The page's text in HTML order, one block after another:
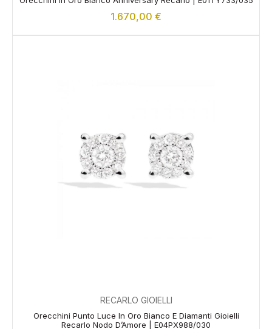
1.670,00 €
RECARLO GIOIELLI
Orecchini Punto Luce In Oro Bianco E Diamanti Gioielli
Recarlo Nodo D’Amore | E04PX988/030